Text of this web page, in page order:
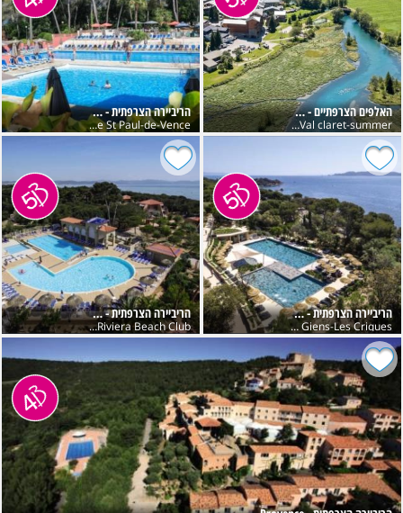
האלפים הצרפתיים - Tignes
Club Belambra Val claret-summer
הריביירה הצרפתית - Provence
Les Terrasses de St Paul-de-Vence
הריביירה הצרפתית - Hyères
Presqu'île de Giens-Les Criques
הריביירה הצרפתית - Hyères
Presqu'île de Giens-Riviera Beach Club